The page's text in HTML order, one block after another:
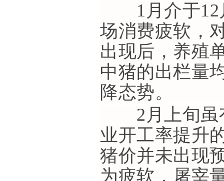
1月介于12
场消费疲软，
出现后，养殖
中猪的出栏量
降态势。
2月上旬虽
业开工率提升
猪价并未出现
为疲软，屠宰